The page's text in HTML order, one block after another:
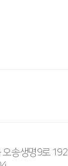
오송생명9로 192